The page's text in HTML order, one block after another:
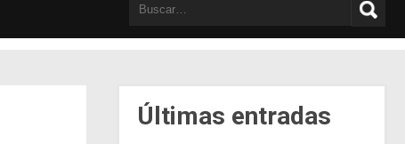
Últimas entradas